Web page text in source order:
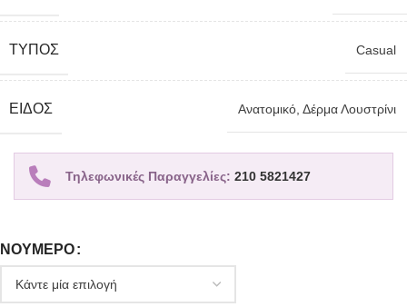
TΎΠΟΣ Casual
ΕΊΔΟΣ Ανατομικό, Δέρμα Λουστρίνι
Τηλεφωνικές Παραγγελίες: 210 5821427
ΝΟΎΜΕΡΟ